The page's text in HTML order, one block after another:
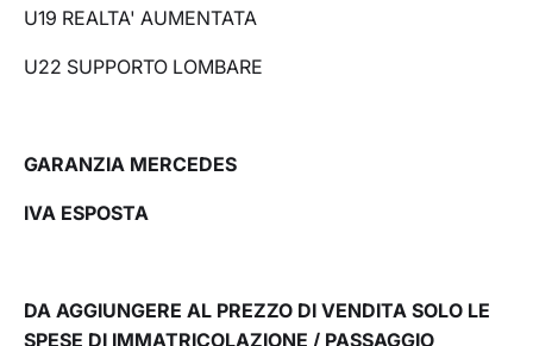
U19 REALTA' AUMENTATA
U22 SUPPORTO LOMBARE
GARANZIA MERCEDES
IVA ESPOSTA
DA AGGIUNGERE AL PREZZO DI VENDITA SOLO LE
SPESE DI IMMATRICOLAZIONE / PASSAGGIO